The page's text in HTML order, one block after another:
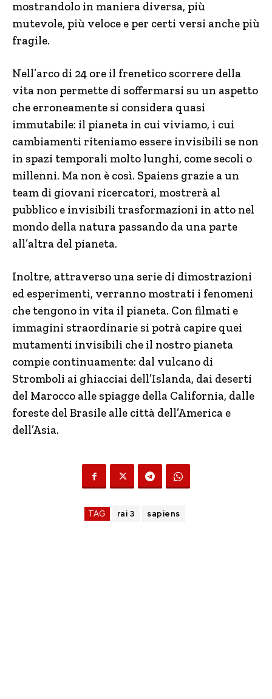
mostrandolo in maniera diversa, più
mutevole, più veloce e per certi versi anche più
fragile.
Nell’arco di 24 ore il frenetico scorrere della
vita non permette di soffermarsi su un aspetto
che erroneamente si considera quasi
immutabile: il pianeta in cui viviamo, i cui
cambiamenti riteniamo essere invisibili se non
in spazi temporali molto lunghi, come secoli o
millenni. Ma non è così. Spaiens grazie a un
team di giovani ricercatori, mostrerà al
pubblico e invisibili trasformazioni in atto nel
mondo della natura passando da una parte
all’altra del pianeta.
Inoltre, attraverso una serie di dimostrazioni
ed esperimenti, verranno mostrati i fenomeni
che tengono in vita il pianeta. Con filmati e
immagini straordinarie si potrà capire quei
mutamenti invisibili che il nostro pianeta
compie continuamente: dal vulcano di
Stromboli ai ghiacciai dell’Islanda, dai deserti
del Marocco alle spiagge della California, dalle
foreste del Brasile alle città dell’America e
dell’Asia.
TAG rai 3 sapiens